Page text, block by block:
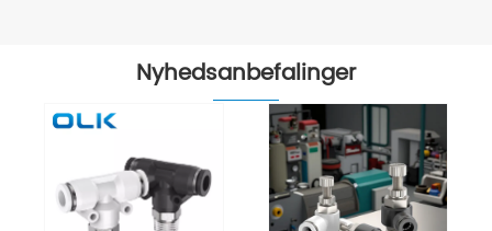
Nyhedsanbefalinger